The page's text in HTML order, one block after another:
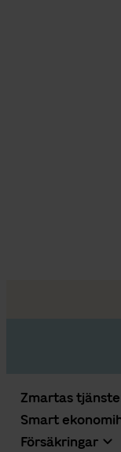
Zmartas
Smart
Försäkringar